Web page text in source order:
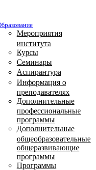
Мероприятия
института
Курсы
Семинары
Аспирантура
Информация о
преподавателях
Дополнительные
профессиональные
программы
Дополнительные
общеобразовательные
общеразвивающие
программы
Программы